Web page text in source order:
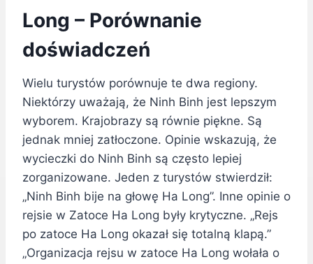
Long – Porównanie
doświadczeń
Wielu turystów porównuje te dwa regiony.
Niektórzy uważają, że Ninh Binh jest lepszym
wyborem. Krajobrazy są równie piękne. Są
jednak mniej zatłoczone. Opinie wskazują, że
wycieczki do Ninh Binh są często lepiej
zorganizowane. Jeden z turystów stwierdził:
„Ninh Binh bije na głowę Ha Long”. Inne opinie o
rejsie w Zatoce Ha Long były krytyczne. „Rejs
po zatoce Ha Long okazał się totalną klapą.”
„Organizacja rejsu w zatoce Ha Long wołała o